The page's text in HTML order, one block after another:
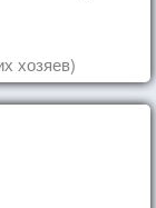
хозяев)